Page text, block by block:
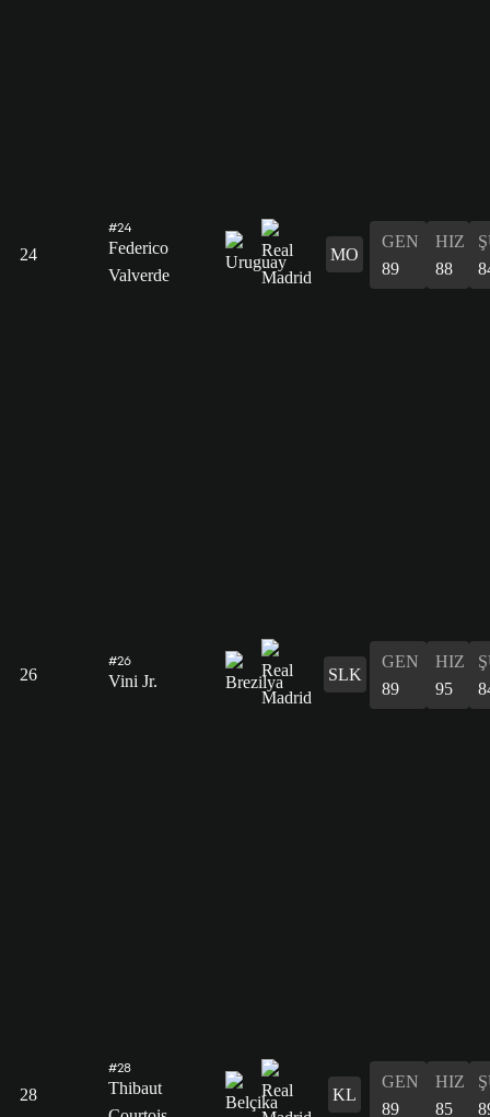
24
#24
Federico
Valverde
MO
GEN
89
HIZ
88
26
#26
Vini Jr. SLK
GEN
89
HIZ
95
28
#28
Thibaut
KL
GEN
89
HIZ
85